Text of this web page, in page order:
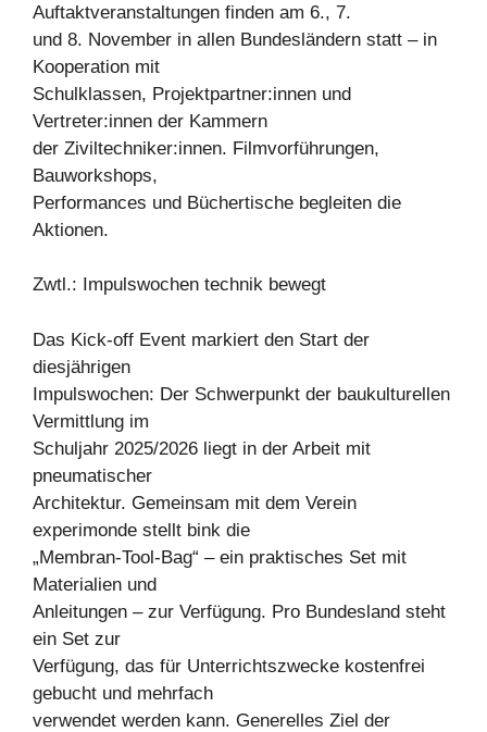
Auftaktveranstaltungen finden am 6., 7.
und 8. November in allen Bundesländern statt – in
Kooperation mit
Schulklassen, Projektpartner:innen und
Vertreter:innen der Kammern
der Ziviltechniker:innen. Filmvorführungen,
Bauworkshops,
Performances und Büchertische begleiten die
Aktionen.
Zwtl.: Impulswochen technik bewegt
Das Kick-off Event markiert den Start der
diesjährigen
Impulswochen: Der Schwerpunkt der baukulturellen
Vermittlung im
Schuljahr 2025/2026 liegt in der Arbeit mit
pneumatischer
Architektur. Gemeinsam mit dem Verein
experimonde stellt bink die
„Membran-Tool-Bag“ – ein praktisches Set mit
Materialien und
Anleitungen – zur Verfügung. Pro Bundesland steht
ein Set zur
Verfügung, das für Unterrichtszwecke kostenfrei
gebucht und mehrfach
verwendet werden kann. Generelles Ziel der